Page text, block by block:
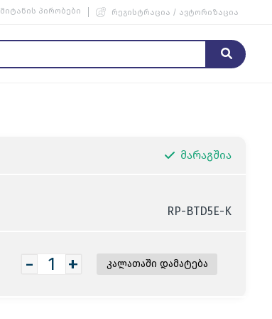
მიტანის პირობები რეგისტრაცია / ავტორიზაცია
მარაგშია
RP-BTD5E-K
- +